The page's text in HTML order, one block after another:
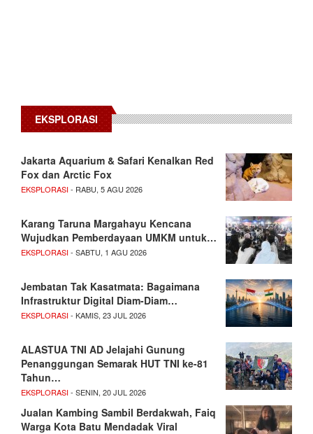
EKSPLORASI
Jakarta Aquarium & Safari Kenalkan Red
Fox dan Arctic Fox
EKSPLORASI- RABU, 5 AGU 2026
Karang Taruna Margahayu Kencana
Wujudkan Pemberdayaan UMKM untuk…
EKSPLORASI- SABTU, 1 AGU 2026
Jembatan Tak Kasatmata: Bagaimana
Infrastruktur Digital Diam-Diam…
EKSPLORASI- KAMIS, 23 JUL 2026
ALASTUA TNI AD Jelajahi Gunung
Penanggungan Semarak HUT TNI ke-81
Tahun…
EKSPLORASI- SENIN, 20 JUL 2026
Jualan Kambing Sambil Berdakwah, Faiq
Warga Kota Batu Mendadak Viral